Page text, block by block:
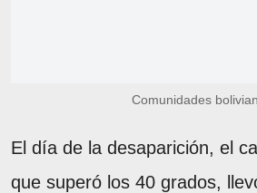
Comunidades
El día de la desaparición, el
que superó los 40 grados,